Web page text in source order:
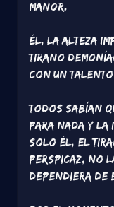
Manor.
Él, la alteza
tirano
con un
Todos sabían
para nada y la
solo él, el
perspicaz, no
dependiera de